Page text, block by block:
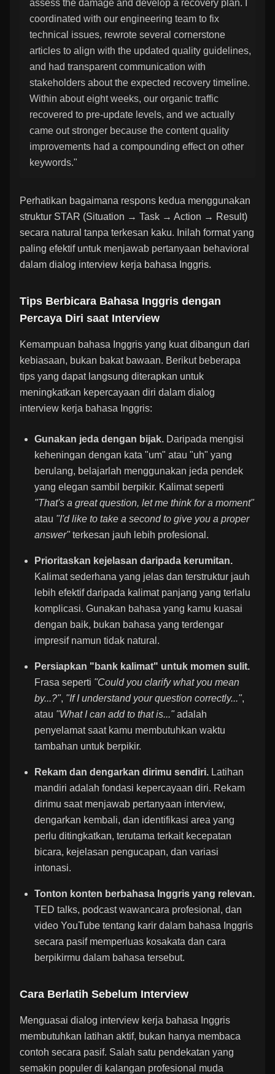
assess the damage and develop a recovery plan. I
coordinated with our engineering team to fix
technical issues, rewrote several cornerstone
articles to align with the updated quality guidelines,
and had transparent communication with
stakeholders about the expected recovery timeline.
Within about eight weeks, our organic traffic
recovered to pre-update levels, and we actually
came out stronger because the content quality
improvements had a compounding effect on other
keywords."
Perhatikan bagaimana respons kedua menggunakan
struktur STAR (Situation → Task → Action → Result)
secara natural tanpa terkesan kaku. Inilah format yang
paling efektif untuk menjawab pertanyaan behavioral
dalam dialog interview kerja bahasa Inggris.
Tips Berbicara Bahasa Inggris dengan
Percaya Diri saat Interview
Kemampuan bahasa Inggris yang kuat dibangun dari
kebiasaan, bukan bakat bawaan. Berikut beberapa
tips yang dapat langsung diterapkan untuk
meningkatkan kepercayaan diri dalam dialog
interview kerja bahasa Inggris:
Gunakan jeda dengan bijak. Daripada mengisi
keheningan dengan kata "um" atau "uh" yang
berulang, belajarlah menggunakan jeda pendek
yang elegan sambil berpikir. Kalimat seperti
"That's a great question, let me think for a moment"
atau "I'd like to take a second to give you a proper
answer"terkesan jauh lebih profesional.
Prioritaskan kejelasan daripada kerumitan.
Kalimat sederhana yang jelas dan terstruktur jauh
lebih efektif daripada kalimat panjang yang terlalu
komplicasi. Gunakan bahasa yang kamu kuasai
dengan baik, bukan bahasa yang terdengar
impresif namun tidak natural.
Persiapkan "bank kalimat" untuk momen sulit.
Frasa seperti "Could you clarify what you mean
by...?", "If I understand your question correctly...",
atau "What I can add to that is..."adalah
penyelamat saat kamu membutuhkan waktu
tambahan untuk berpikir.
Rekam dan dengarkan dirimu sendiri. Latihan
mandiri adalah fondasi kepercayaan diri. Rekam
dirimu saat menjawab pertanyaan interview,
dengarkan kembali, dan identifikasi area yang
perlu ditingkatkan, terutama terkait kecepatan
bicara, kejelasan pengucapan, dan variasi
intonasi.
Tonton konten berbahasa Inggris yang relevan.
TED talks, podcast wawancara profesional, dan
video YouTube tentang karir dalam bahasa Inggris
secara pasif memperluas kosakata dan cara
berpikirmu dalam bahasa tersebut.
Cara Berlatih Sebelum Interview
Menguasai dialog interview kerja bahasa Inggris
membutuhkan latihan aktif, bukan hanya membaca
contoh secara pasif. Salah satu pendekatan yang
semakin populer di kalangan profesional muda